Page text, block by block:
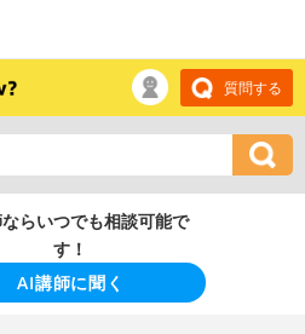
質問する
らいつでも相談可能で
す！
AI講師に聞く